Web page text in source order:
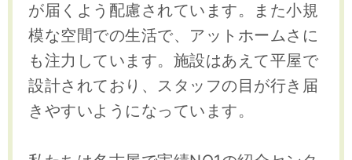
が届くよう配慮されています。また小規
模な空間での生活で、アットホームさに
も注力しています。施設はあえて平屋で
設計されており、スタッフの目が行き届
きやすいようになっています。